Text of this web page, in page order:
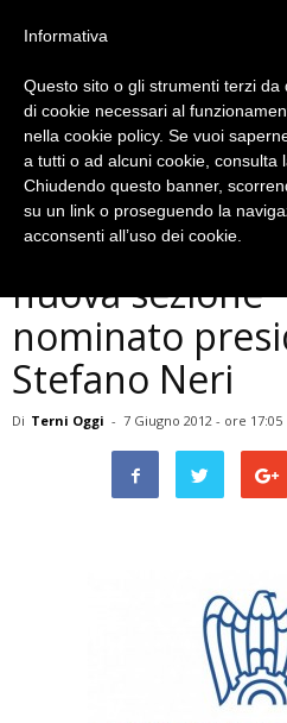
Economia
Confindustria
nuova sezione
nominato
Stefano Neri
Di Terni Oggi - 7 Giugno 2012 - ore 17:05
Informativa
Questo sito o gli strumenti terzi
di cookie necessari al
nella cookie policy. Se vuoi
a tutti o ad alcuni cookie, consulta
Chiudendo questo banner,
su un link o proseguendo la
acconsenti all’uso dei cookie.